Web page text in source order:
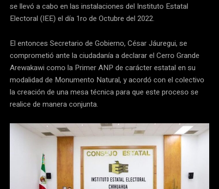
se llevó a cabo en las instalaciones del Instituto Estatal
Electoral (IEE) el día 1ro de Octubre del 2022.
El entonces Secretario de Gobierno, César Jáuregui, se
comprometió ante la ciudadanía a declarar el Cerro Grande
Arewakawi como la Primer ANP de carácter estatal en su
modalidad de Monumento Natural, y acordó con el colectivo
la creación de una mesa técnica para que este proceso se
realice de manera conjunta.